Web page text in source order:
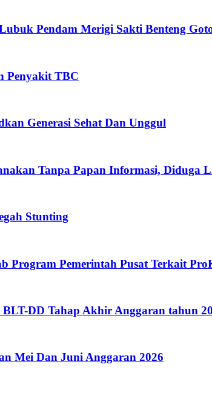
Pendam Merigi Sakti Benteng
Penyakit TBC
Generasi Sehat Dan Unggul
Tanpa Papan Informasi, Diduga
Stunting
Program Pemerintah Pusat Terkait
DD Tahap Akhir Anggaran tahun
Mei Dan Juni Anggaran 2026